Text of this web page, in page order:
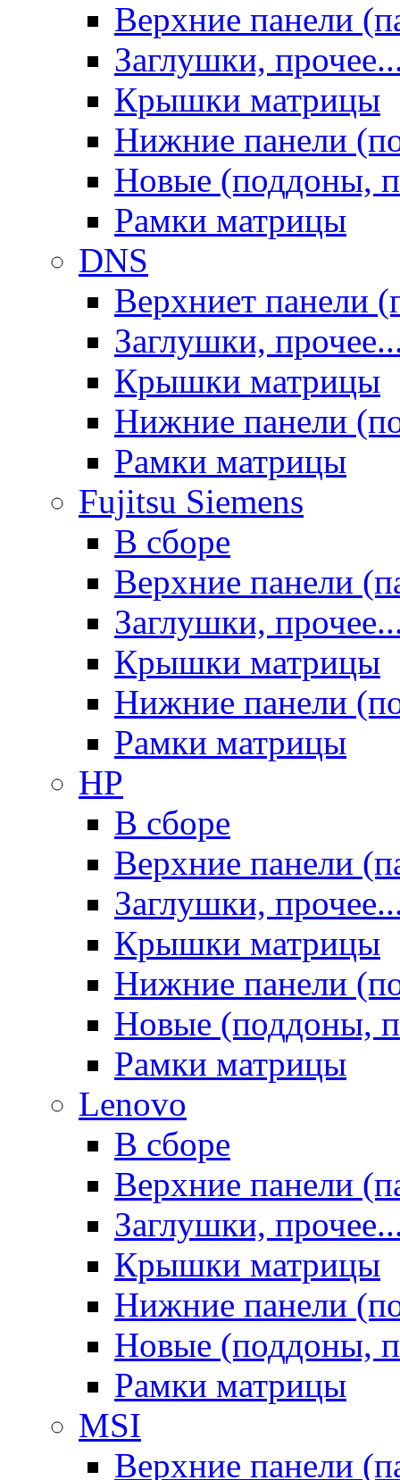
Верхние панели
Заглушки,
Крышки матрицы
Нижние панели
Новые (поддоны,
Рамки матрицы
DNS
Верхниет панели
Заглушки,
Крышки матрицы
Нижние панели
Рамки матрицы
Fujitsu Siemens
В сборе
Верхние панели
Заглушки,
Крышки матрицы
Нижние панели
Рамки матрицы
HP
В сборе
Верхние панели
Заглушки,
Крышки матрицы
Нижние панели
Новые (поддоны,
Рамки матрицы
Lenovo
В сборе
Верхние панели
Заглушки,
Крышки матрицы
Нижние панели
Новые (поддоны,
Рамки матрицы
MSI
Верхние панели